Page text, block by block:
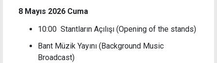
8 Mayıs 2026 Cuma
10:00 Stantların Açılışı (Opening of the stands)
Bant Müzik Yayını (Background Music
Broadcast)